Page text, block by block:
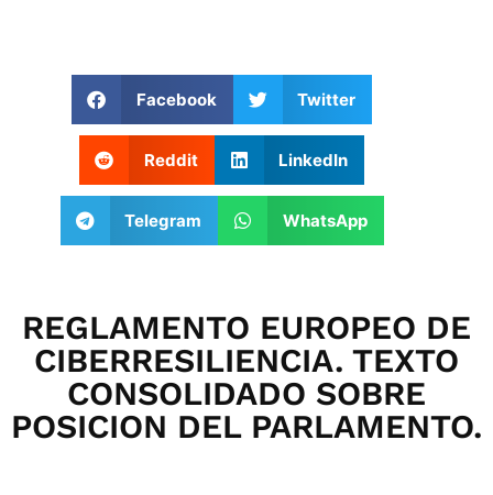
Facebook Twitter
Reddit LinkedIn
Telegram WhatsApp
REGLAMENTO EUROPEO DE
CIBERRESILIENCIA. TEXTO
CONSOLIDADO SOBRE
POSICION DEL PARLAMENTO.